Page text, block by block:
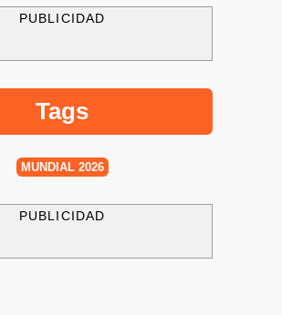
PUBLICIDAD
Tags
MUNDIAL 2026
PUBLICIDAD